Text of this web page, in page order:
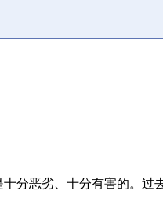
分恶劣、十分有害的。过